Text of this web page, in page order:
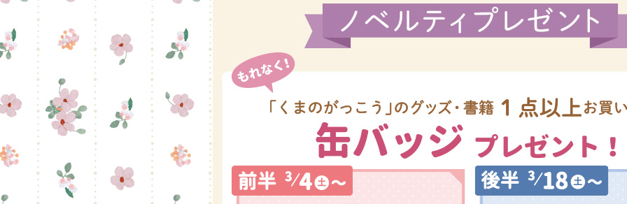
ミュージカル・コンサート
おたのしみコンテンツ(クイズ・AR・診断・占
チア ジャッキーズ！